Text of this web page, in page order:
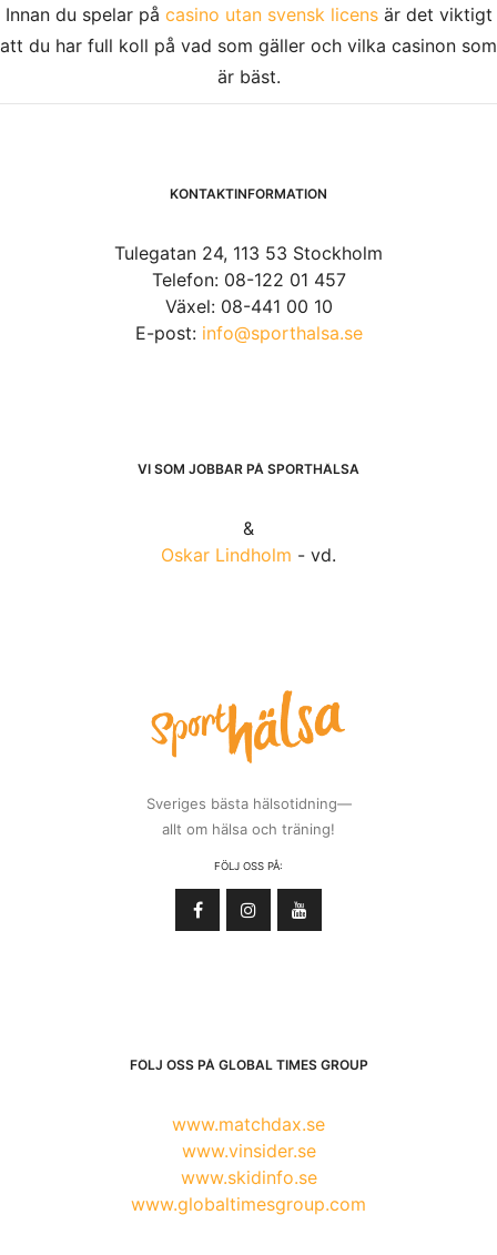
Innan du spelar på casino utan svensk licensär det viktigt
att du har full koll på vad som gäller och vilka casinon som
är bäst.
KONTAKTINFORMATION
Tulegatan 24, 113 53 Stockholm
Telefon: 08-122 01 457
Växel: 08-441 00 10
E-post: info@sporthalsa.se
VI SOM JOBBAR PÅ SPORTHÄLSA
&
Oskar Lindholm - vd.
Sveriges bästa hälsotidning—
allt om hälsa och träning!
FÖLJ OSS PÅ:
FÖLJ OSS PÅ GLOBAL TIMES GROUP
www.matchdax.se
www.vinsider.se
www.skidinfo.se
www.globaltimesgroup.com